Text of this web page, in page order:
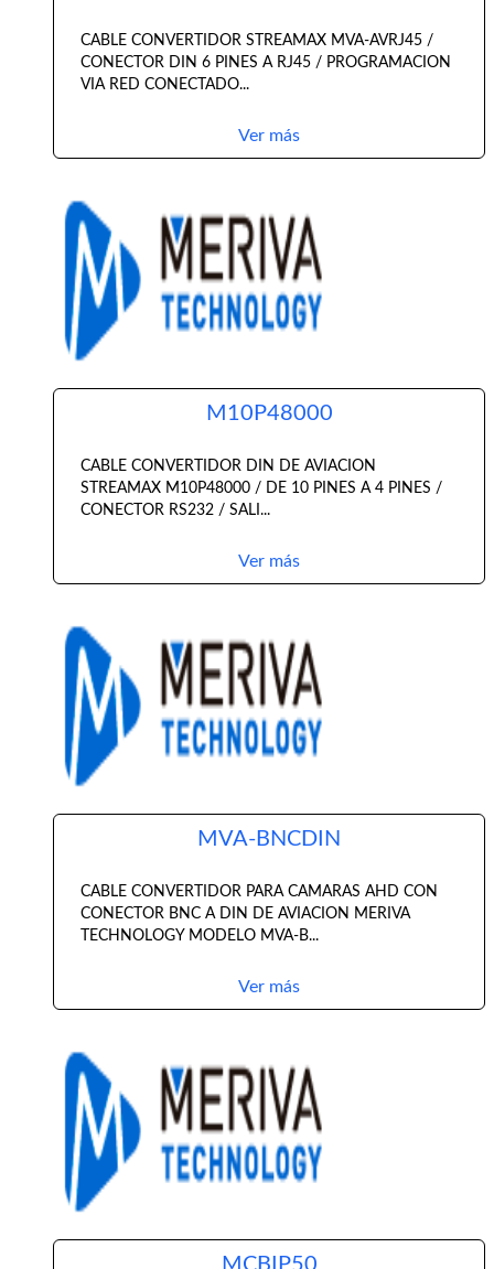
CABLE CONVERTIDOR STREAMAX MVA-AVRJ45 /
CONECTOR DIN 6 PINES A RJ45 / PROGRAMACION
VIA RED CONECTADO...
Ver más
M10P48000
CABLE CONVERTIDOR DIN DE AVIACION
STREAMAX M10P48000 / DE 10 PINES A 4 PINES /
CONECTOR RS232 / SALI...
Ver más
MVA-BNCDIN
CABLE CONVERTIDOR PARA CAMARAS AHD CON
CONECTOR BNC A DIN DE AVIACION MERIVA
TECHNOLOGY MODELO MVA-B...
Ver más
MCBIP50